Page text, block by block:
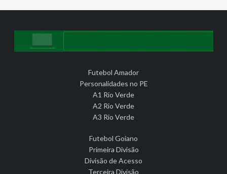
Futebol Amador
Personalidades no PE
A1 Rio Verde
A2 Rio Verde
A3 Rio Verde
Futebol Goiano
Primeira Divisão
Divisão de Acesso
Terceira Divisão